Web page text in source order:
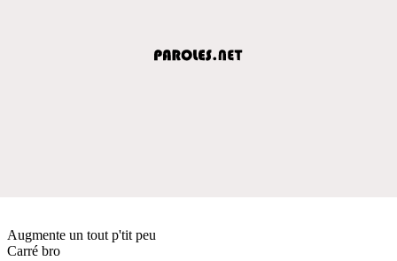
Augmente un tout p'tit peu
Carré bro